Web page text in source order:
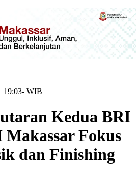
19:03- WIB
Kedua BRI
Makassar Fokus
dan Finishing